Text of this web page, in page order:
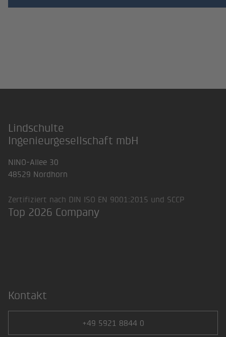
Footer
Lindschulte
Ingenieurgesellschaft mbH
NINO-Allee 30
48529 Nordhorn
Zertifiziert nach DIN ISO EN 9001:2015 und SCCP
Top 2026 Company
Kontakt
+49 5921 8844 0